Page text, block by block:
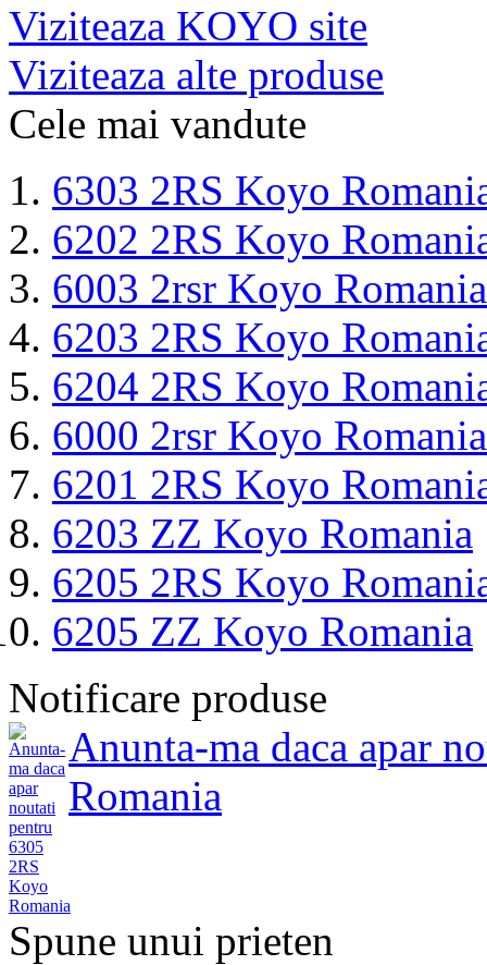
Viziteaza KOYO site
Viziteaza alte produse
Cele mai vandute
6303 2RS Koyo
6202 2RS Koyo
6003 2rsr Koyo Romania
6203 2RS Koyo
6204 2RS Koyo
6000 2rsr Koyo Romania
6201 2RS Koyo
6203 ZZ Koyo Romania
6205 2RS Koyo
6205 ZZ Koyo Romania
Notificare produse
Anunta-ma daca apar
Romania
Spune unui prieten